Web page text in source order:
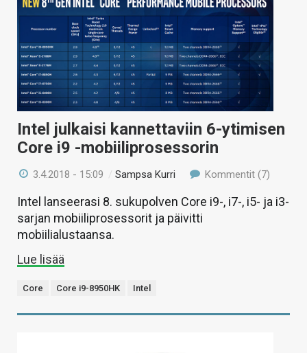
Intel julkaisi kannettaviin 6-ytimisen
Core i9 -mobiiliprosessorin
3.4.2018 - 15:09 /Sampsa Kurri Kommentit (7)
Intel lanseerasi 8. sukupolven Core i9-, i7-, i5- ja i3-
sarjan mobiiliprosessorit ja päivitti
mobiilialustaansa.
Lue lisää
Core Core i9-8950HK Intel